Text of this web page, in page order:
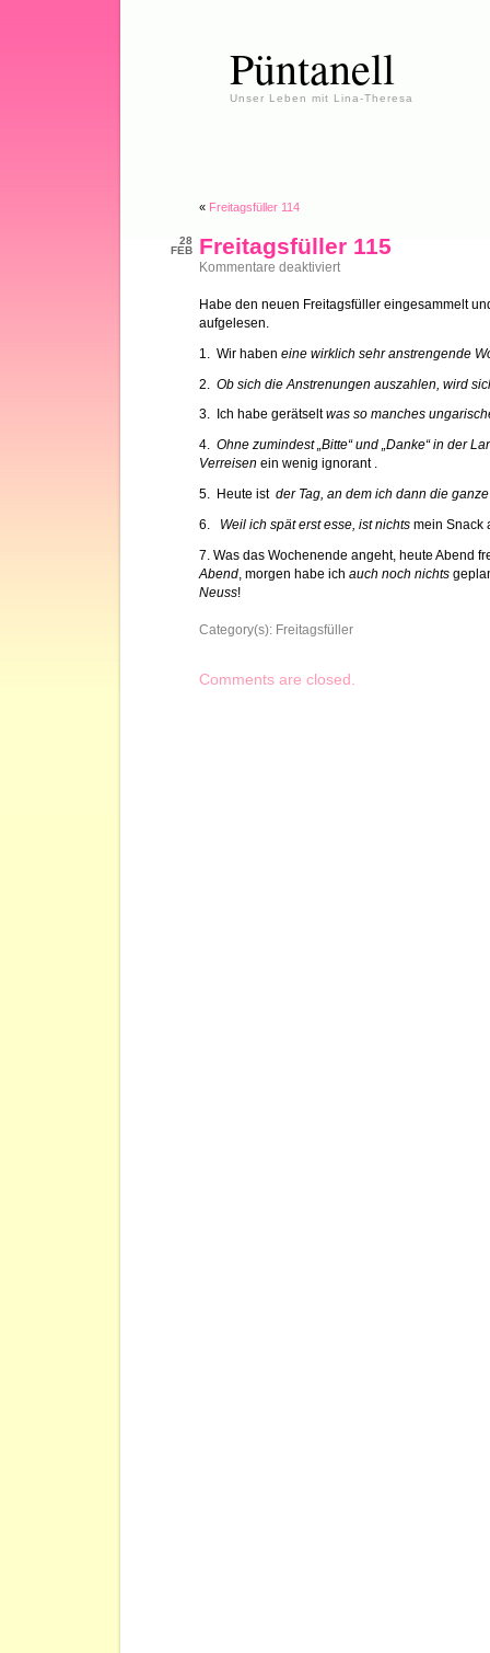
Püntanell
Unser Leben mit Lina-Theresa
« Freitagsfüller 114
28
FEB
Freitagsfüller 115
Kommentare deaktiviertfür
Habe den neuen Freitagsfüller eingesammelt
aufgelesen.
1. Wir haben eine wirklich sehr anstrengende
2. Ob sich die Anstrenungen auszahlen, wird
3. Ich habe gerätseltwas so manches
4. Ohne zumindest „Bitte“ und „Danke“ in der
Verreisen ein wenig ignorant .
5. Heute ist der Tag, an dem ich dann die
6. Weil ich spät erst esse, ist nichts mein Snack
7. Was das Wochenende angeht, heute Abend
Abend , morgen habe ich auch noch nichts
Neuss!
Category(s): Freitagsfüller
Comments are closed.